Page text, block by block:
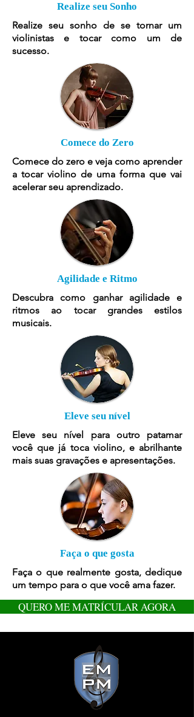
Realize seu Sonho
Realize seu sonho de se tornar um
violinistas e tocar como um de
sucesso.
Comece do Zero
Comece do zero e veja como aprender
a tocar violino de uma forma que vai
acelerar seu aprendizado.
Agilidade e Ritmo
Descubra como ganhar agilidade e
ritmos ao tocar grandes estilos
musicais.
Eleve seu nível
Eleve seu nível para outro patamar
você que já toca violino, e abrilhante
mais suas gravações e apresentações.
Faça o que gosta
Faça o que realmente gosta, dedique
um tempo para o que você ama fazer.
QUERO ME MATRÍCULAR AGORA